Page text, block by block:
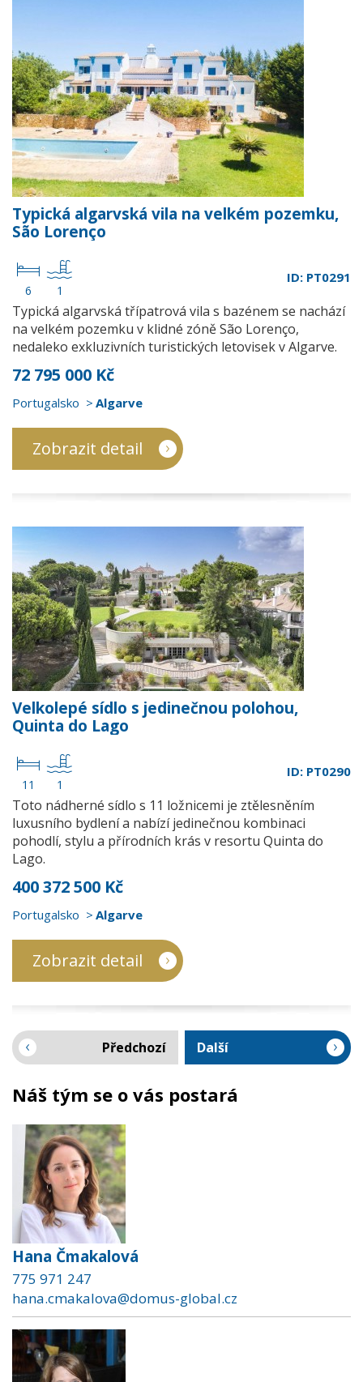
Typická algarvská vila na velkém pozemku,
São Lorenço
6 1
ID: PT0291
Typická algarvská třípatrová vila s bazénem se nachází
na velkém pozemku v klidné zóně São Lorenço,
nedaleko exkluzivních turistických letovisek v Algarve.
72 795 000 Kč
Portugalsko Algarve
Zobrazit detail
Velkolepé sídlo s jedinečnou polohou,
Quinta do Lago
11 1
ID: PT0290
Toto nádherné sídlo s 11 ložnicemi je ztělesněním
luxusního bydlení a nabízí jedinečnou kombinaci
pohodlí, stylu a přírodních krás v resortu Quinta do
Lago.
400 372 500 Kč
Portugalsko Algarve
Zobrazit detail
Předchozí Další
Náš tým se o vás postará
Hana Čmakalová
775 971 247
hana.cmakalova@domus-global.cz